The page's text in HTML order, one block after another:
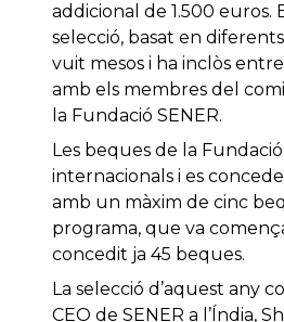
addicional de 1.500 euros.
selecció, basat en
vuit mesos i ha inclòs
amb els membres del
la Fundació SENER.
Les beques de la Fundació
internacionals i es
amb un màxim de cinc
programa, que va
concedit ja 45 beques.
La selecció d’aquest any
CEO de SENER a l’Índia,